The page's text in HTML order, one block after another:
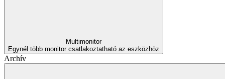
Multimonitor
Egynél több monitor csatlakoztatható az eszközhöz
Archív